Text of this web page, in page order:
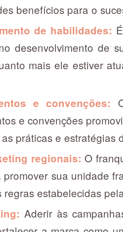
benefícios para o
de habilidades:
desenvolvimento de
mais ele estiver
e convenções:
e convenções
práticas e estratégias
regionais: O
sua unidade
estabelecidas
Aderir às